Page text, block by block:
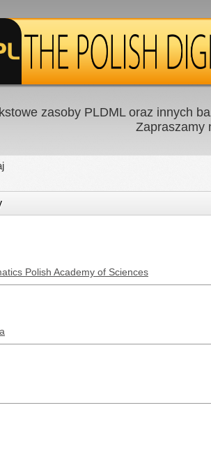
zasoby PLDML oraz innych
Zapraszamy
Polish Academy of Sciences